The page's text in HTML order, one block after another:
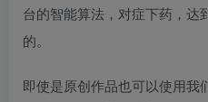
台的智能算法，对症下药，达
的。
即使是原创作品也可以使用我